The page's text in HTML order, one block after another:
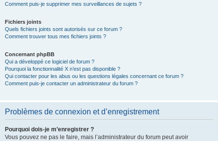
Comment puis-je supprimer mes surveillances de sujets ?
Fichiers joints
Quels fichiers joints sont autorisés sur ce forum ?
Comment trouver tous mes fichiers joints ?
Concernant phpBB
Qui a développé ce logiciel de forum ?
Pourquoi la fonctionnalité X n’est pas disponible ?
Qui contacter pour les abus ou les questions légales concernant ce forum ?
Comment puis-je contacter un administrateur du forum ?
Problèmes de connexion et d’enregistrement
Pourquoi dois-je m’enregistrer ?
Vous pouvez ne pas le faire, mais l’administrateur du forum peut avoir